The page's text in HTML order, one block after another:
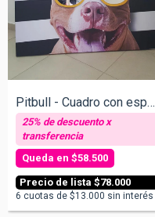
Pitbull - Cuadro con espejos - v/tamaños
$78.000
$58.500
6 cuotas de $13.000 sin interés